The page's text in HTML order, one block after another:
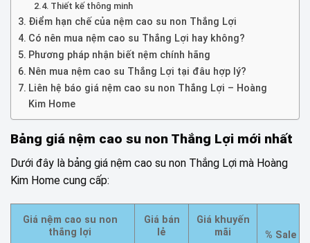
Thiết kế thông minh
Điểm hạn chế của nệm cao su non Thắng Lợi
Có nên mua nệm cao su Thắng Lợi hay không?
Phương pháp nhận biết nệm chính hãng
Nên mua nệm cao su Thắng Lợi tại đâu hợp lý?
Liên hệ báo giá nệm cao su non Thắng Lợi – Hoàng
Kim Home
Bảng giá nệm cao su non Thắng Lợi mới nhất
Dưới đây là bảng giá nệm cao su non Thắng Lợi mà Hoàng
Kim Home cung cấp:
Giá nệm cao su non
thắng lợi
Giá bán
lẻ
Giá khuyến
mãi
% Sale